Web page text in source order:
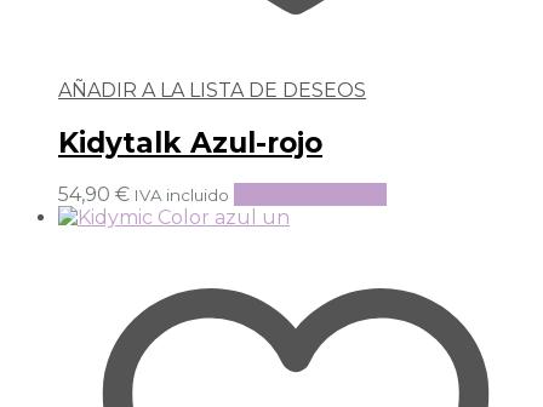
AÑADIR A LA LISTA DE DESEOS
Kidytalk Azul-rojo
54,90 € IVA incluido